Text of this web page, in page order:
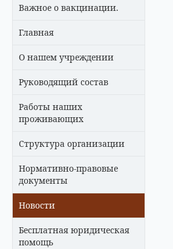
Важное о вакцинации.
Главная
О нашем учреждении
Руководящий состав
Работы наших
проживающих
Структура организации
Нормативно-правовые
документы
Новости
Бесплатная юридическая
помощь